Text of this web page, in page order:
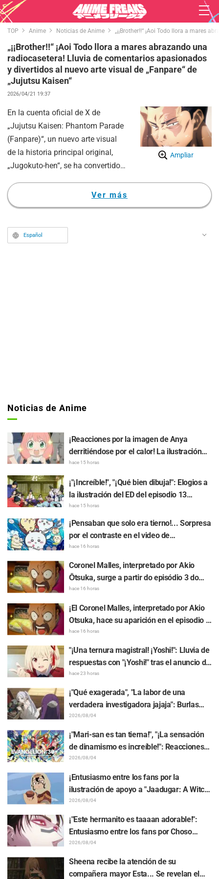
TOP Anime Noticias de Anime „¡¡Brother!!“ ¡Aoi Todo llora a mares
„¡¡Brother!!“ ¡Aoi Todo llora a mares abrazando una
radiocasetera! Lluvia de comentarios apasionados
y divertidos al nuevo arte visual de „Fanpare“ de
„Jujutsu Kaisen“
2026/04/21 19:37
Ampliar
En la cuenta oficial de X de
„Jujutsu Kaisen: Phantom Parade
(Fanpare)“, un nuevo arte visual
de la historia principal original,
„Jugokuto-hen“, se ha convertido
El 14 de abril a las 15:00 horas, se
publicó el cuarto capítulo de
Ver más
Español
Noticias de Anime
¡Reacciones por la imagen de Anya
derritiéndose por el calor! La ilustración
promocional de "SPY x FAMILY" provoca
derritiendo"
hace 15 horas
¡"¡Increíble!", "¡Qué bien dibuja!": Elogios a
la ilustración del ED del episodio 13
realizada por Asaki Yuikawa, actriz de voz
del protagonista de "The Elusive Samurai"
hace 15 horas
¡Pensaban que solo era tierno!... Sorpresa
por el contraste en el video de
preparación previa al estreno de la
película de "Chiikawa": "Es más crudo de
lo imaginado", "Hablan puro de trabajo"
hace 16 horas
Coronel Malles, interpretado por Akio
Ōtsuka, surge a partir do episódio 3 do
anime de TV "The Ghost in the Shell"!
Comentário do elenco e arte final são
revelados
hace 16 horas
¡El Coronel Malles, interpretado por Akio
Otsuka, hace su aparición en el episodio 3
del anime de TV "The Ghost in the Shell"!
Revelan comentarios del elenco y la
tarjeta final (endcard)
hace 16 horas
"¡Una ternura magistral! ¡Yoshi!": Lluvia de
respuestas con "¡Yoshi!" tras el anuncio de
la colaboración entre "Lycoris Recoil" y
hace 23 horas
¡"Qué exagerada", "La labor de una
verdadera investigadora jajaja": Burlas
masivas por el peluche de Frieren
atrapado en un Mímic de exhibición en
"Frieren: Más allá del final del viaje"
2026/08/04
¡"Mari-san es tan tierna!", "¡La sensación
de dinamismo es increíble!": Reacciones
ante el hermoso dibujo revelado de
Hidenori Matsubara con las 3 chicas
vistiendo sus Plugsuits de "Neon Genesis
2026/08/04
¡Entusiasmo entre los fans por la
ilustración de apoyo a "Jaadugar: A Witch
in Mongolia" realizada por el autor de
"Yowamushi Pedal"! "Esto es lo que pasa
cuando lo dibuja la persona con el estilo
2026/08/04
¡"Este hermanito es taaaan adorable!":
Entusiasmo entre los fans por Choso
acercándose a Yūji Itadori en la ilustración
especial de "Jujutsu Kaisen"
2026/08/04
Sheena recibe la atención de su
compañera mayor Esta... Se revelan el